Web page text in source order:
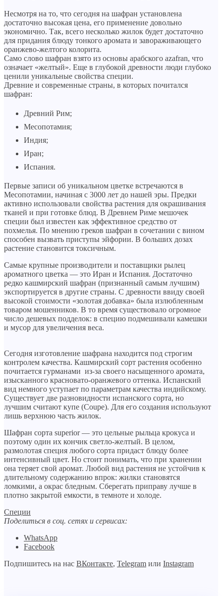
Несмотря на то, что сегодня на шафран установлена
достаточно высокая цена, его применение довольно
экономично. Так, всего несколько жилок будет достаточно
для придания блюду тонкого аромата и завораживающего
оранжево-желтого колорита.
Само слово шафран взято из основы арабского azafran, что
означает «желтый». Еще в глубокой древности люди глубоко
ценили уникальные свойства специи.
Древние и современные страны, в которых почитался
шафран:
Древний Рим;
Месопотамия;
Индия;
Иран;
Испания.
Первые записи об уникальном цветке встречаются в
Месопотамии, начиная с 3000 лет до нашей эры. Предки
активно использовали свойства растения для окрашивания
тканей и при готовке блюд. В Древнем Риме мешочек
специи был известен как эффективное средство от
похмелья. По мнению греков шафран в сочетании с вином
способен вызвать приступы эйфории. В больших дозах
растение становится токсичным.
Самые крупные производители и поставщики рылец
ароматного цветка — это Иран и Испания. Достаточно
редко кашмирский шафран (признанный самым лучшим)
экспортируется в другие страны. С древности ввиду своей
высокой стоимости «золотая добавка» была излюбленным
товаром мошенников. В то время существовало огромное
число дешевых подделок: в специю подмешивали камешки
и мусор для увеличения веса.
Сегодня изготовление шафрана находится под строгим
контролем качества. Кашмирский сорт растения особенно
почитается гурманами из-за своего насыщенного аромата,
изысканного красновато-оранжевого оттенка. Испанский
вид немного уступает по параметрам качества индийскому.
Существует две разновидности испанского сорта, но
лучшим считают купе (Coupe). Для его создания используют
лишь верхнюю часть жилок.
Шафран сорта superior — это цельные рыльца крокуса и
поэтому один их кончик светло-желтый. В целом,
размолотая специя любого сорта придаст блюду более
интенсивный цвет. Но стоит понимать, что при хранении
она теряет свой аромат. Любой вид растения не устойчив к
длительному содержанию впрок: жилки становятся
ломкими, а окрас бледным. Сберегать приправу лучше в
плотно закрытой емкости, в темноте и холоде.
Специи
Поделиться в соц. сетях и сервисах:
WhatsApp
Facebook
Подпишитесь на нас ВКонтакте, Telegram или Instagram